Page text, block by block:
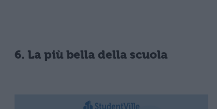
6. La più bella della scuola